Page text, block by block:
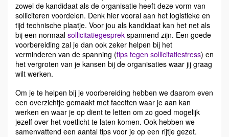
zowel de kandidaat als de organisatie heeft deze vorm van
solliciteren voordelen. Denk hier vooral aan het logistieke en
tijd technische plaatje. Voor jou als kandidaat kan het net als
bij een normaal sollicitatiegesprek spannend zijn. Een goede
voorbereiding zal je dan ook zeker helpen bij het
verminderen van de spanning (tips tegen sollicitatiestress) en
het vergroten van je kansen bij de organisaties waar jij graag
wilt werken.
Om je te helpen bij je voorbereiding hebben we daarom even
een overzichtje gemaakt met facetten waar je aan kan
werken en waar je op dient te letten om zo goed mogelijk
jezelf over het voetlicht te laten komen. Ook hebben we
samenvattend een aantal tips voor je op een rijtje gezet.